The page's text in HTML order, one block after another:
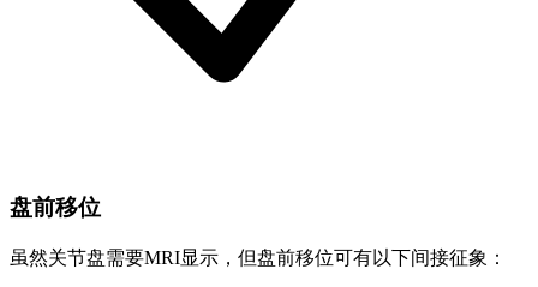
盘前移位
虽然关节盘需要MRI显示，但盘前移位可有以下间接征象：